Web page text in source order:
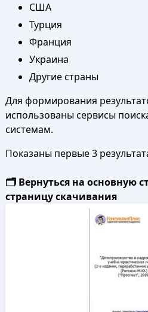
США
Турция
Франция
Украина
Другие страны
Для формирования
использованы сервисы
системам.
Показаны первые 3
🗂️ Вернуться на основную
страницу скачивания